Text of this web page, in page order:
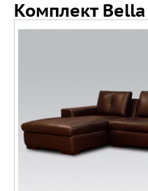
Комплект